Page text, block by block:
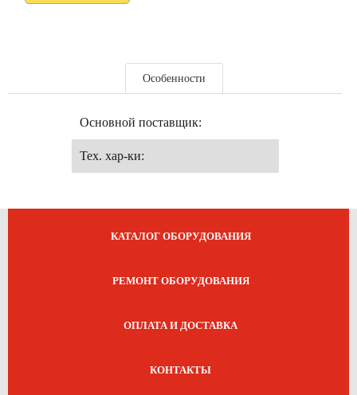
Особенности
Основной поставщик:
Тех. хар-ки:
КАТАЛОГ ОБОРУДОВАНИЯ
РЕМОНТ ОБОРУДОВАНИЯ
ОПЛАТА И ДОСТАВКА
КОНТАКТЫ